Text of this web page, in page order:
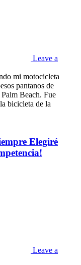
Leave a
mi motocicleta
pantanos de
Beach. Fue
bicicleta de la
Elegiré
Leave a